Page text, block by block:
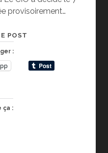
provisoirement…
POST
FACE
:
ça :